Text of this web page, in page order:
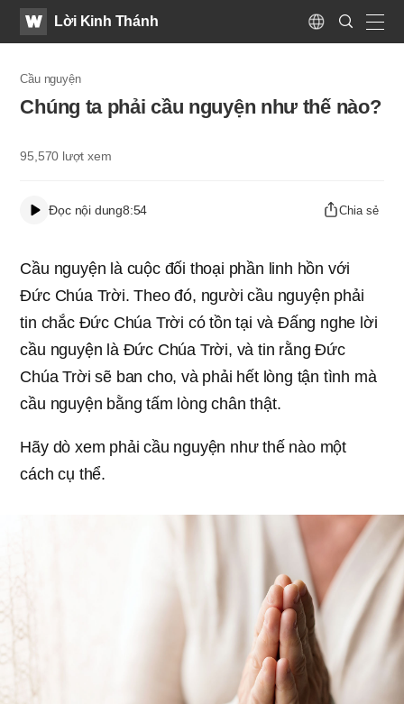
WATVLời Kinh Thánh
Language
Search
Submit
Cầu nguyện
Chúng ta phải cầu nguyện như thế nào?
95,570 lượt xem
Đọc nội dung8:54 Chia sẻ
Cầu nguyện là cuộc đối thoại phần linh hồn với
Ðức Chúa Trời. Theo đó, người cầu nguyện phải
tin chắc Đức Chúa Trời có tồn tại và Ðấng nghe lời
cầu nguyện là Ðức Chúa Trời, và tin rằng Đức
Chúa Trời sẽ ban cho, và phải hết lòng tận tình mà
cầu nguyện bằng tấm lòng chân thật.
Hãy dò xem phải cầu nguyện như thế nào một
cách cụ thể.